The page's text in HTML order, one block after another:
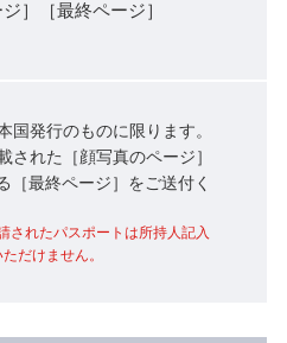
］［最終ページ］
国発行のものに限ります。
された［顔写真のページ］
［最終ページ］をご送付く
されたパスポートは所持人記入
だけません。